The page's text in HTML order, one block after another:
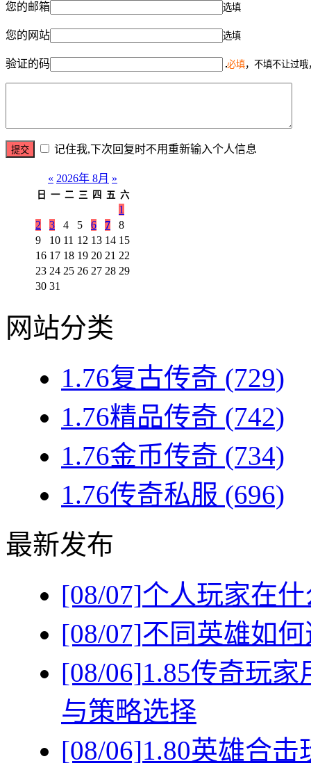
您的邮箱 选填
您的网站 选填
验证的码 必填，不填不让过
记住我,下次回复时不用重新输入个人信息
« 2026年 8月 »
日 一 二 三 四 五 六
1
2
3 4 5 6 7
8
9
10 11 12 13 14 15
16 17 18 19 20 21 22
23 24 25 26 27 28 29
30 31
网站分类
1.76复古传奇 (729)
1.76精品传奇 (742)
1.76金币传奇 (734)
1.76传奇私服 (696)
最新发布
[08/07]个人玩家在
[08/07]不同英雄如
[08/06]1.85传奇玩
与策略选择
[08/06]1.80英雄合